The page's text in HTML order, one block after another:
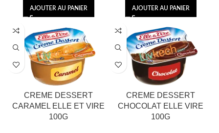
AJOUTER AU PANIER AJOUTER AU PANIER
CREME DESSERT
CARAMEL ELLE ET VIRE
100G
CREME DESSERT
CHOCOLAT ELLE VIRE
100G